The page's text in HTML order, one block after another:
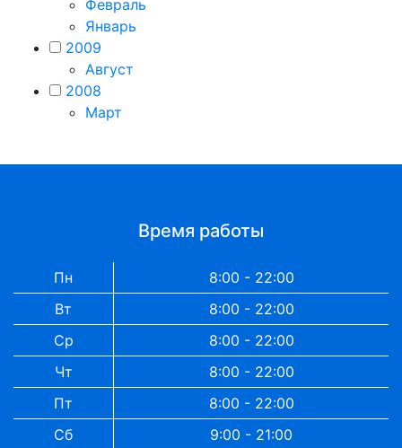
Февраль
Январь
2009
Август
2008
Март
Время работы
Пн
8:00 - 22:00
Вт
8:00 - 22:00
Ср
8:00 - 22:00
Чт
8:00 - 22:00
Пт
8:00 - 22:00
Сб
9:00 - 21:00